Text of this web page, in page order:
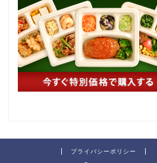
プライバシーポリシー